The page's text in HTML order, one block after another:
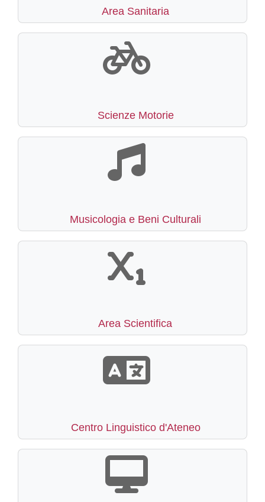
Area Sanitaria
Scienze Motorie
Musicologia e Beni Culturali
Area Scientifica
Centro Linguistico d'Ateneo